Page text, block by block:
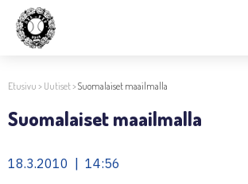
Etusivu > Uutiset>Suomalaiset maailmalla
Suomalaiset maailmalla
18.3.2010 | 14:56